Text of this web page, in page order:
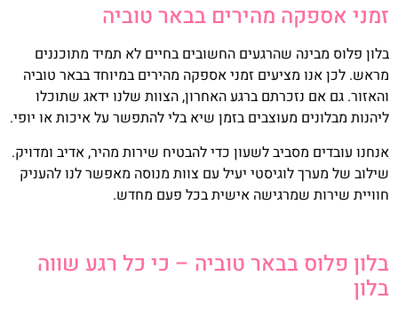
זמני אספקה מהירים בבאר טוביה
בלון פלוס מבינה שהרגעים החשובים בחיים לא תמיד מתוכננים
מראש. לכן אנו מציעים זמני אספקה מהירים במיוחד בבאר טוביה
והאזור. גם אם נזכרתם ברגע האחרון, הצוות שלנו ידאג שתוכלו
ליהנות מבלונים מעוצבים בזמן שיא בלי להתפשר על איכות או יופי.
אנחנו עובדים מסביב לשעון כדי להבטיח שירות מהיר, אדיב ומדויק.
שילוב של מערך לוגיסטי יעיל עם צוות מנוסה מאפשר לנו להעניק
חוויית שירות שמרגישה אישית בכל פעם מחדש.
בלון פלוס בבאר טוביה – כי כל רגע שווה
בלון